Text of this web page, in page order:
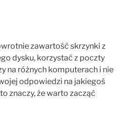
zawartość skrzynki z
dysku, korzystać z poczty
na różnych komputerach i nie
odpowiedzi na jakiegoś
to znaczy, że warto zacząć